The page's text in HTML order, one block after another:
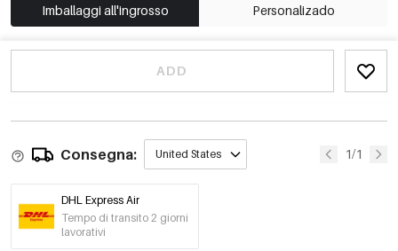
Imballaggi all'ingrosso Personalizado
ADD
Consegna: United States 1/1
DHL Express Air
Tempo di transito 2 giorni
lavorativi